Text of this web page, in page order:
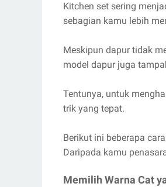
Kitchen set sering
sebagian kamu lebih
Meskipun dapur tidak
model dapur juga
Tentunya, untuk
trik yang tepat.
Berikut ini beberapa
Daripada kamu
Memilih Warna Cat